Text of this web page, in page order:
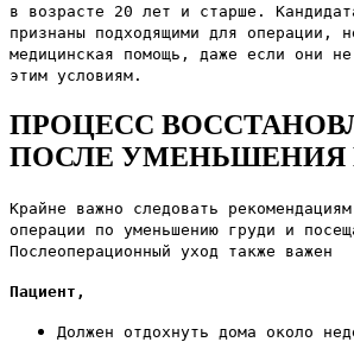
в возрасте 20 лет и старше.
признаны подходящими для операции,
медицинская помощь, даже если они не
этим условиям.
ПРОЦЕСС
ПОСЛЕ УМЕНЬШЕНИЯ
Крайне важно следовать
операции по уменьшению груди и
Послеоперационный уход также важен
Пациент,
Должен отдохнуть дома около